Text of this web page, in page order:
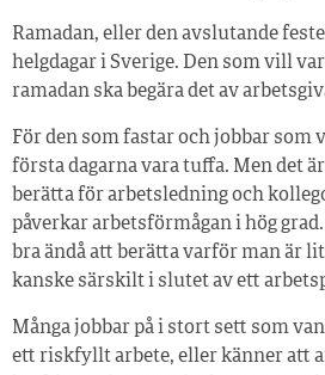
Ramadan, eller den avslutande
helgdagar i Sverige. Den som vill
ramadan ska begära det av
För den som fastar och jobbar som
första dagarna vara tuffa. Men det
berätta för arbetsledning och
påverkar arbetsförmågan i hög
bra ändå att berätta varför man är
kanske särskilt i slutet av ett
Många jobbar på i stort sett som
ett riskfyllt arbete, eller känner att